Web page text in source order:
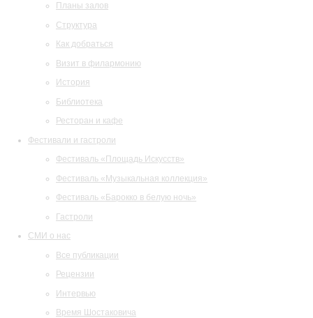
Планы залов
Структура
Как добраться
Визит в филармонию
История
Библиотека
Ресторан и кафе
Фестивали и гастроли
Фестиваль «Площадь Искусств»
Фестиваль «Музыкальная коллекция»
Фестиваль «Барокко в белую ночь»
Гастроли
СМИ о нас
Все публикации
Рецензии
Интервью
Время Шостаковича